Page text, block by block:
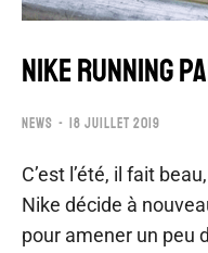
NIKE RUNNING
NEWS 18 JUILLET 2019
C’est l’été, il fait
Nike décide à
pour amener un peu